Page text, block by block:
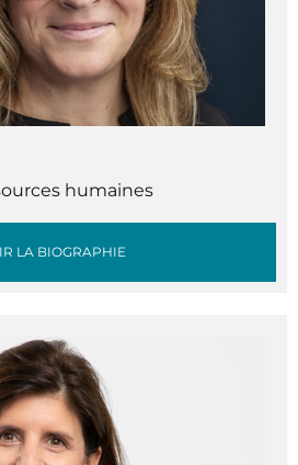
humaines
LA BIOGRAPHIE